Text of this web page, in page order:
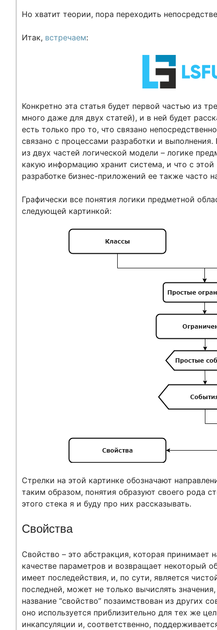
Но хватит теории, пора переходить
Итак, встречаем:
Конкретно эта статья будет первой частью из
много даже для двух статей), и в ней будет
есть только про то, что связано
связано с процессами разработки и
из двух частей логической модели – логике
какую информацию хранит система, и что с
разработке бизнес-приложений ее также часто
Графически все понятия логики предметной
следующей картинкой:
Стрелки на этой картинке обозначают
таким образом, понятия образуют своего рода
этого стека я и буду про них рассказывать.
Свойства
Свойство – это абстракция, которая принимает
качестве параметров и возвращает некоторый
имеет последействия, и, по сути, является
последней, может не только вычислять
название “свойство” позаимствован из других
оно используется приблизительно для тех же
инкапсуляции и, соответственно,